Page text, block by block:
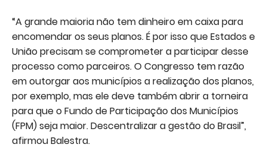
“A grande maioria não tem dinheiro em caixa para
encomendar os seus planos. É por isso que Estados e
União precisam se comprometer a participar desse
processo como parceiros. O Congresso tem razão
em outorgar aos municípios a realização dos planos,
por exemplo, mas ele deve também abrir a torneira
para que o Fundo de Participação dos Municípios
(FPM) seja maior. Descentralizar a gestão do Brasil”,
afirmou Balestra.